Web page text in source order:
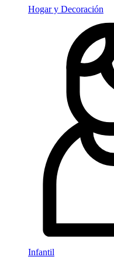
Hogar y Decoración
Infantil